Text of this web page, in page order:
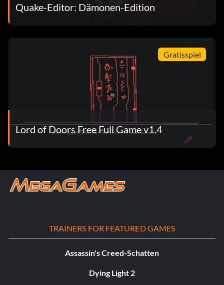
Quake-Editor: Dämonen-Edition
Gratisspiel
Lord of Doors Free Full Game v1.4
TRAINERS FOR FEATURED GAMES
Assassin's Creed-Schatten
Dying Light 2